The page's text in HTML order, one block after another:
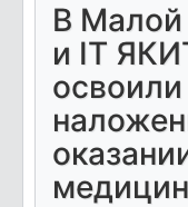
В Малой
и IT
освоили